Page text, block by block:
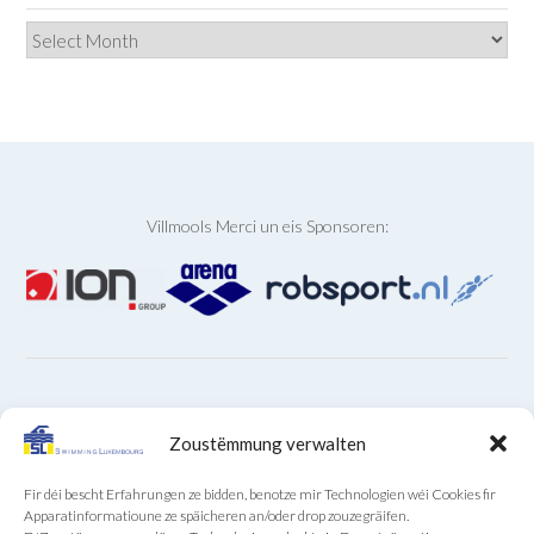
Zoustëmmung verwalten
Fir déi bescht Erfahrungen ze bidden, benotze mir Technologien wéi Cookies fir
Apparatinformatioune ze späicheren an/oder drop zouzegräifen.
Archives
Villmools Merci un eis Sponsoren:
ARCHIVEN